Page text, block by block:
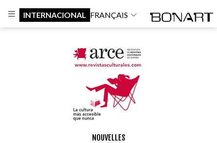
INTERNACIONAL FRANÇAIS
NOUVELLES